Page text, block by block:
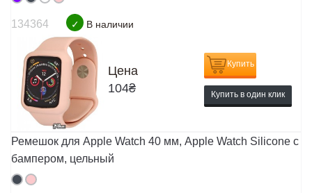
134364 ✓ В наличии
Цена
104₴
Купить
Купить в один клик
Ремешок для Apple Watch 40 мм, Apple Watch Silicone с
бампером, цельный